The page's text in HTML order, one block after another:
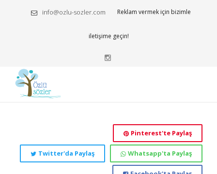
info@ozlu-sozler.com Reklam vermek için bizimle
iletişime geçin!
Pinterest'te Paylaş
Whatsapp'ta Paylaş
Twitter'da Paylaş